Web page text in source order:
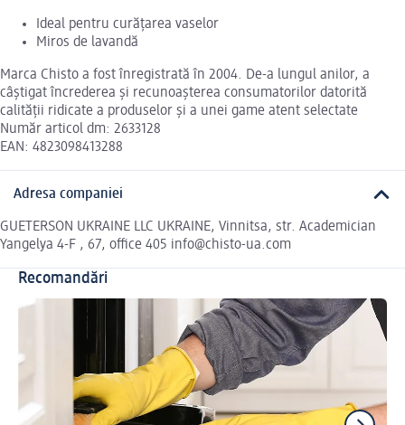
Ideal pentru curățarea vaselor
Miros de lavandă
Marca Chisto a fost înregistrată în 2004. De-a lungul anilor, a
câștigat încrederea și recunoașterea consumatorilor datorită
calității ridicate a produselor și a unei game atent selectate
Număr articol dm: 2633128
EAN: 4823098413288
Adresa companiei
GUETERSON UKRAINE LLC UKRAINE, Vinnitsa, str. Academician
Yangelya 4-F , 67, office 405 info@chisto-ua.com
Recomandări